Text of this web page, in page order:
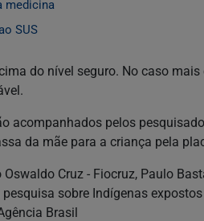
medicina
SUS
do nível seguro. No caso mais
acompanhados pelos
da mãe para a criança pela
Cruz - Fiocruz, Paulo
sobre Indígenas
Brasil